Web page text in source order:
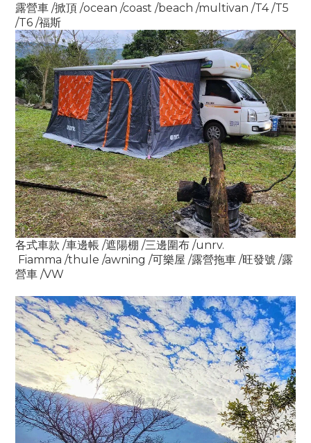
露營車 /掀頂 /ocean /coast /beach /multivan /T4 /T5
/T6 /福斯
各式車款 /車邊帳 /遮陽棚 /三邊圍布 /unrv.
營車 /VW